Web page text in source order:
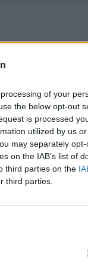
of your
the below opt-out
is processed
utilized by us
may separately
on the IAB’s list of
third parties on the
third parties.
съюз
на
тона. Това е
взето като